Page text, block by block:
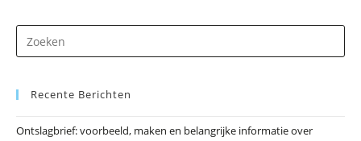
op
Recente Berichten
Ontslagbrief: voorbeeld, maken en belangrijke informatie over